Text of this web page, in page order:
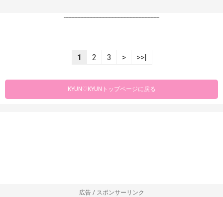
----------------------------------------------------------------
1 2 3 > >>|
KYUN♡KYUNトップページに戻る
広告 / スポンサーリンク